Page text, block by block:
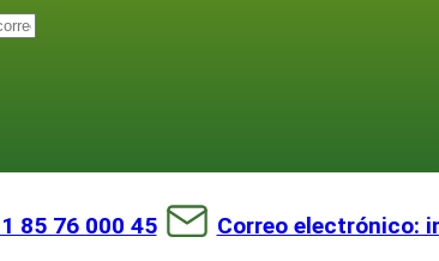
85 76 000 45 Correo electrónico: